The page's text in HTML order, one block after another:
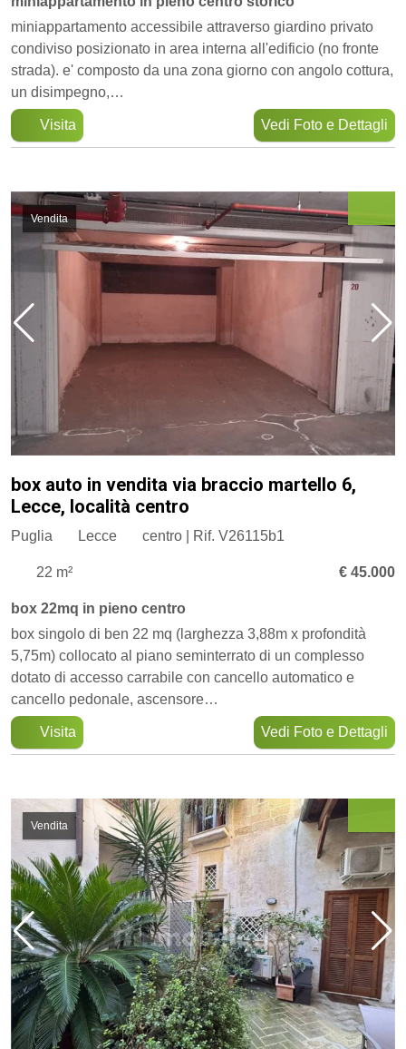
miniappartamento accessibile attraverso giardino privato
condiviso posizionato in area interna all'edificio (no fronte
strada). e' composto da una zona giorno con angolo cottura,
un disimpegno,…
Visita Vedi Foto e Dettagli
Vendita
box auto in vendita via braccio martello 6,
Lecce, località centro
Puglia Lecce centro | Rif. V26115b1
22 m² € 45.000
box 22mq in pieno centro
box singolo di ben 22 mq (larghezza 3,88m x profondità
5,75m) collocato al piano seminterrato di un complesso
dotato di accesso carrabile con cancello automatico e
cancello pedonale, ascensore…
Visita Vedi Foto e Dettagli
Vendita